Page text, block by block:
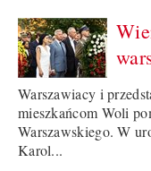
Warszawiacy i
mieszkańcom Woli
Warszawskiego. W
Karol...